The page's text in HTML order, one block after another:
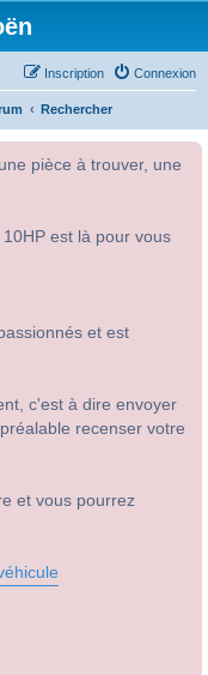
Connexion
Inscription
Rechercher
pièce à trouver, une
est là pour vous
et est
c'est à dire envoyer
recenser votre
et vous pourrez